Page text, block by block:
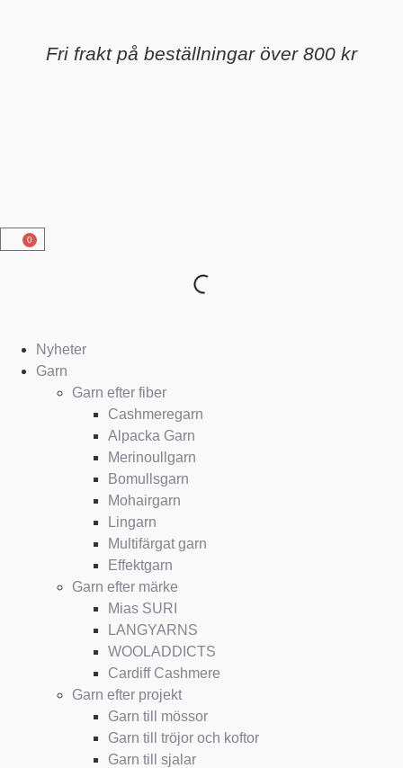
Fri frakt på beställningar över 800 kr
0
Nyheter
Garn
Garn efter fiber
Cashmeregarn
Alpacka Garn
Merinoullgarn
Bomullsgarn
Mohairgarn
Lingarn
Multifärgat garn
Effektgarn
Garn efter märke
Mias SURI
LANGYARNS
WOOLADDICTS
Cardiff Cashmere
Garn efter projekt
Garn till mössor
Garn till tröjor och koftor
Garn till sjalar